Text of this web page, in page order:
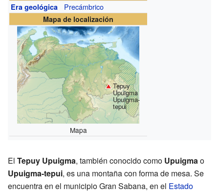
Era geológica
Precámbrico
Mapa de localización
Tepuy
Upuigma
Upuigma-
tepui
Mapa
El Tepuy Upuigma, también conocido como Upuigmao
Upuigma-tepui, es una montaña con forma de mesa. Se
encuentra en el municipio Gran Sabana, en el Estado